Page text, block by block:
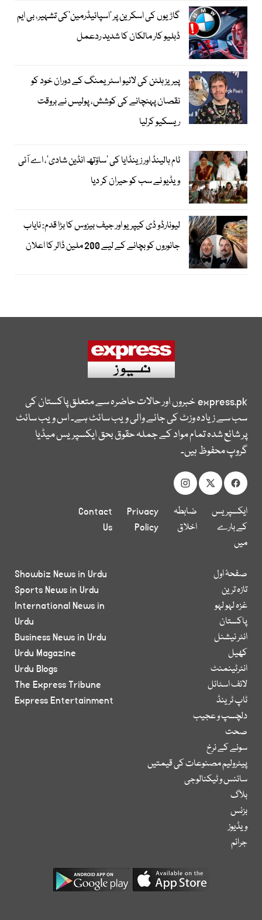
گاڑیوں کی اسکرین پر ’اسپائیڈرمین‘کی تشہیر، بی ایم
ڈبلیو کار مالکان کا شدید ردعمل
پیریز ہلٹن کی لائیو اسٹریمنگ کے دوران خود کو
نقصان پہنچانے کی کوشش، پولیس نے بروقت
ریسکیو کرلیا
ٹام ہالینڈ اور زینڈایا کی ’ساؤتھ انڈین شادی‘، اے آئی
ویڈیو نے سب کو حیران کر دیا
لیونارڈو ڈی کیپریو اور جیف بیزوس کا بڑا قدم: نایاب
جانوروں کو بچانے کے لیے 200 ملین ڈالر کا اعلان
express.pkخبروں اور حالات حاضرہ سے متعلق پاکستان کی
سب سے زیادہ وزٹ کی جانے والی ویب سائٹ ہے۔ اس ویب سائٹ
پر شائع شدہ تمام مواد کے جملہ حقوق بحق ایکسپریس میڈیا
گروپ محفوظ ہیں۔
ایکسپریس
کے بارے
میں
ضابطہ
اخلاق
Privacy
Policy
Contact
Us
صفحۂ اول
تازہ ترین
غزہ لہو لہو
پاکستان
انٹر نیشنل
کھیل
انٹرٹینمنٹ
لائف اسٹائل
ٹاپ ٹرینڈ
دلچسپ و عجیب
صحت
سونے کے نرخ
پیٹرولیم مصنوعات کی قیمتیں
سائنس و ٹیکنالوجی
بلاگ
بزنس
ویڈیوز
جرائم
Showbiz News in Urdu
Sports News in Urdu
International News in
Urdu
Business News in Urdu
Urdu Magazine
Urdu Blogs
The Express Tribune
Express Entertainment